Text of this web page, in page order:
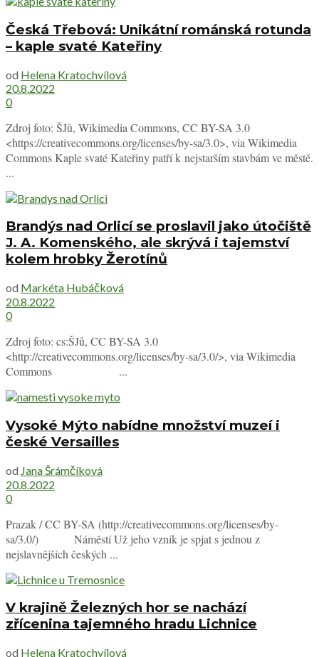
Česká Třebová: Unikátní románská rotunda
– kaple svaté Kateřiny
od Helena Kratochvílová
20.8.2022
0
Zdroj foto: ŠJů, Wikimedia Commons, CC BY-SA 3.0
<https://creativecommons.org/licenses/by-sa/3.0>, via Wikimedia
Commons Kaple svaté Kateřiny patří k nejstarším stavbám ve městě.
...
Brandýs nad Orlicí se proslavil jako útočiště
J. A. Komenského, ale skrývá i tajemství
kolem hrobky Žerotínů
od Markéta Hubáčková
20.8.2022
0
Zdroj foto: cs:ŠJů, CC BY-SA 3.0
<http://creativecommons.org/licenses/by-sa/3.0/>, via Wikimedia
Commons ...
Vysoké Mýto nabídne množství muzeí i
české Versailles
od Jana Šrámčíková
20.8.2022
0
Prazak / CC BY-SA (http://creativecommons.org/licenses/by-
sa/3.0/) Náměstí Už jeho vznik je spjat s jednou z
nejslavnějších českých ...
V krajině Železných hor se nachází
zřícenina tajemného hradu Lichnice
od Helena Kratochvílová